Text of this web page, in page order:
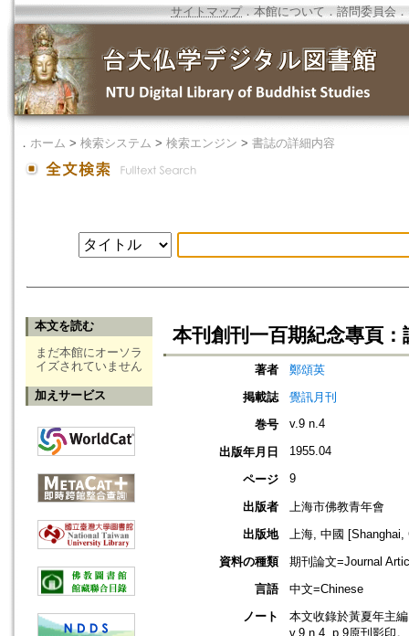
サイトマップ．本館について ． 諮問委員会 ．
． ホーム > 検索システム > 検索エンジン > 書誌の詳細内容
本文を読む
まだ本館にオーソラ
イズされていません
加えサービス
本刊創刊一百期紀念專頁
著者
鄭頌英
掲載誌
覺訊月刊
巻号
v.9 n.4
出版年月日 1955.04
ページ 9
出版者
上海市佛教青年會
出版地
上海, 中國 [Shanghai,
資料の種類
期刊論文=Journal
言語
中文=Chinese
ノート
本文收錄於黃夏年主
v.9,n.4, p.9原刊影印。